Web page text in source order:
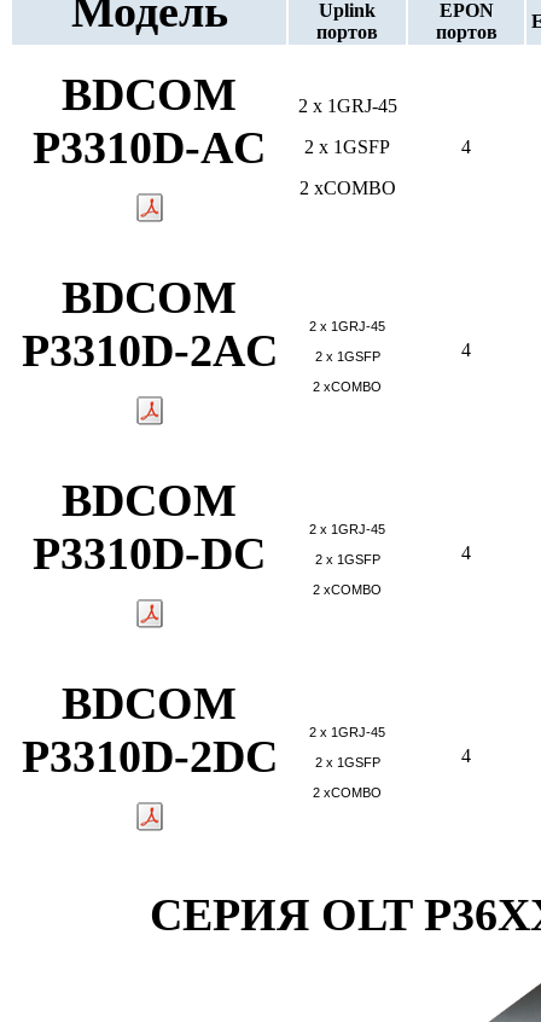
Модель
Uplink
портов
EPON
портов
BDCOM
P3310D-AC
2 х 1GRJ-45
2 х 1GSFP
2 xCOMBO
4
BDCOM
P3310D-2AC
2 х 1GRJ-45
2 х 1GSFP
2 xCOMBO
4
BDCOM
P3310D-DC
2 х 1GRJ-45
2 х 1GSFP
2 xCOMBO
4
BDCOM
P3310D-2DC
2 х 1GRJ-45
2 х 1GSFP
2 xCOMBO
4
СЕРИЯ OLT